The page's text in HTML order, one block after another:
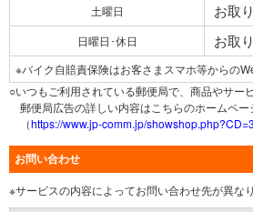
土曜日 お取
日曜日･休日 お取
※バイク自賠責保険はお客さまスマホ等からの
○いつもご利用されている郵便局で、商品やサー
郵便局広告の詳しい内容はこちらのホームペー
（https://www.jp-comm.jp/
お問い合わせ
※サービスの内容によってお問い合わせ先が異なり